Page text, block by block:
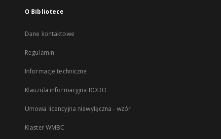
O Bibliotece
Dane kontaktowe
Regulamin
Informacje techniczne
Klauzula informacyjna RODO
Umowa licencyjna niewyłączna - wzór
Klaster WMBC